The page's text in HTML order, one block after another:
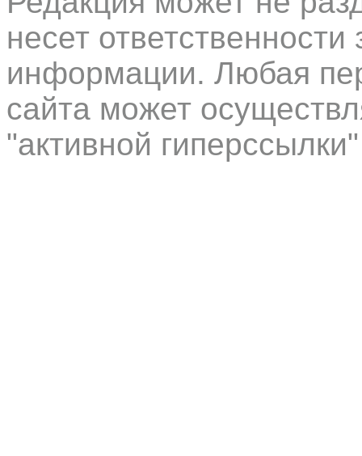
несет
информации. Любая
сайта может
"активной